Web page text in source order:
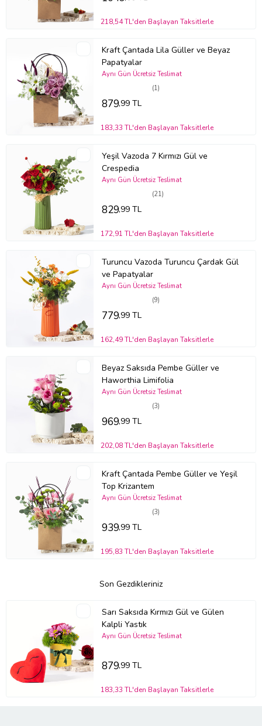
218,54 TL'den Başlayan Taksitlerle
Kraft Çantada Lila Güller ve Beyaz
Papatyalar
(1)
Aynı Gün Ücretsiz Teslimat
879,99 TL
183,33 TL'den Başlayan Taksitlerle
Yeşil Vazoda 7 Kırmızı Gül ve
Crespedia
(21)
Aynı Gün Ücretsiz Teslimat
829,99 TL
172,91 TL'den Başlayan Taksitlerle
Turuncu Vazoda Turuncu Çardak Gül
ve Papatyalar
(9)
Aynı Gün Ücretsiz Teslimat
779,99 TL
162,49 TL'den Başlayan Taksitlerle
Beyaz Saksıda Pembe Güller ve
Haworthia Limifolia
(3)
Aynı Gün Ücretsiz Teslimat
969,99 TL
202,08 TL'den Başlayan Taksitlerle
Kraft Çantada Pembe Güller ve Yeşil
Top Krizantem
(3)
Aynı Gün Ücretsiz Teslimat
939,99 TL
195,83 TL'den Başlayan Taksitlerle
Son Gezdikleriniz
Sarı Saksıda Kırmızı Gül ve Gülen
Kalpli Yastık
Aynı Gün Ücretsiz Teslimat
879,99 TL
183,33 TL'den Başlayan Taksitlerle